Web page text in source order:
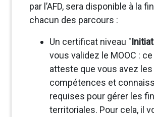
par l’AFD, sera disponible à la
chacun des parcours :
Un certificat niveau "
vous validez le MOOC :
atteste que vous avez les
compétences et
requises pour gérer les
territoriales. Pour cela, il